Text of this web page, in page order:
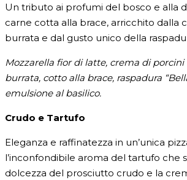
Un tributo ai profumi del bosco e alla
carne cotta alla brace, arricchito dalla
burrata e dal gusto unico della
Mozzarella fior di latte, crema di porcini
burrata, cotto alla brace, raspadura
emulsione al basilico.
Crudo e Tartufo
Eleganza e raffinatezza in un’unica
l’inconfondibile aroma del tartufo che
dolcezza del prosciutto crudo e la